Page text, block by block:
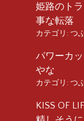
姫路のト
事な転落
カテゴリ: つ
パワーカ
やな
カテゴリ: つ
KISS OF